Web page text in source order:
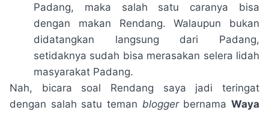
Padang, maka salah satu caranya bisa
dengan makan Rendang. Walaupun bukan
didatangkan langsung dari Padang,
setidaknya sudah bisa merasakan selera lidah
masyarakat Padang.
Nah, bicara soal Rendang saya jadi teringat
dengan salah satu teman blogger bernamaWaya